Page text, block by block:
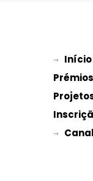
→ Início
Prémios
→